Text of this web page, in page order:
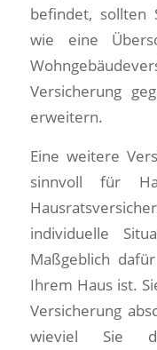
befindet, sollten
wie eine
Versicherung
erweitern.
Eine weitere
sinnvoll für
individuelle
Maßgeblich
Ihrem Haus ist.
Versicherung
wieviel Sie